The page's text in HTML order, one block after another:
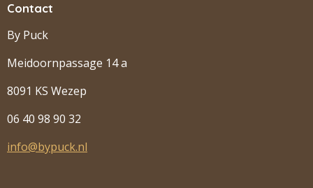
Contact
By Puck
Meidoornpassage 14 a
8091 KS Wezep
06 40 98 90 32
info@bypuck.nl